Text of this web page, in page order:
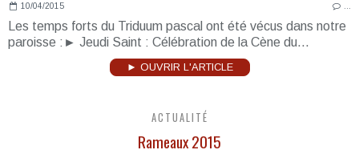
10/04/2015
Les temps forts du Triduum pascal ont été vécus dans notre
paroisse :► Jeudi Saint : Célébration de la Cène du...
► OUVRIR L'ARTICLE
ACTUALITÉ
Rameaux 2015